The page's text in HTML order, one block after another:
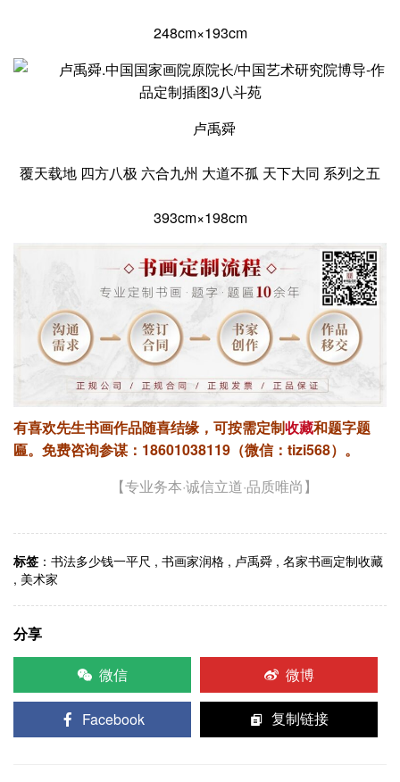
248cm×193cm
卢禹舜
覆天载地 四方八极 六合九州 大道不孤 天下大同 系列之五
393cm×198cm
有喜欢先生书画作品随喜结缘，可按需定制收藏和题字题
匾。 免费咨询参谋：18601038119（微信：tizi568）。
【专业务本·诚信立道·品质唯尚】
标签 ： 书法多少钱一平尺 , 书画家润格 , 卢禹舜 , 名家书画定制收藏
, 美术家
分享
微信
微博
Facebook 复制链接